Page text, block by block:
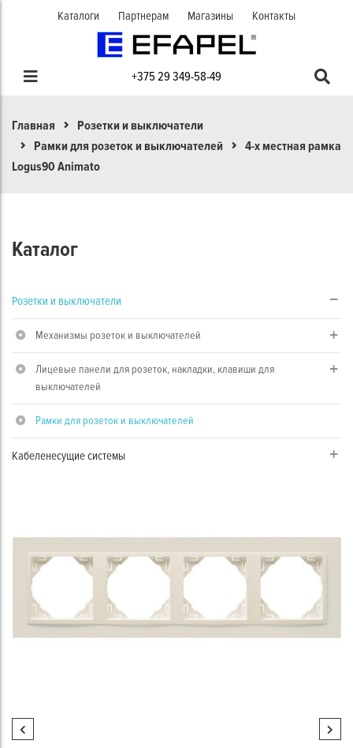
Каталоги Партнерам Магазины Контакты
+375 29 349-58-49
Главная
Розетки и выключатели
Рамки для розеток и выключателей
4-х местная рамка
Logus90 Animato
Каталог
Розетки и выключатели
Механизмы розеток и выключателей
Лицевые панели для розеток, накладки, клавиши для
выключателей
Рамки для розеток и выключателей
Кабеленесущие системы